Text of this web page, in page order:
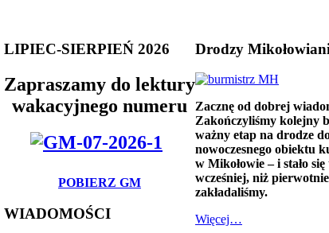
LIPIEC-SIERPIEŃ 2026
Zapraszamy do lektury
wakacyjnego numeru
POBIERZ GM
WIADOMOŚCI
Drodzy
Zacznę od dobrej
Zakończyliśmy kolejny
ważny etap na drodze
nowoczesnego obiektu
w Mikołowie – i stało się
wcześniej, niż pierwotnie
zakładaliśmy.
Więcej…